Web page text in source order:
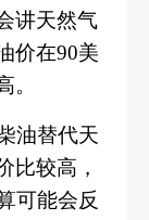
讲天然气
价在90美
。
油替代天
比较高，
可能会反